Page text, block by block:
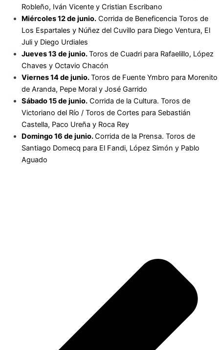
Robleño, Iván Vicente y Cristian Escribano
Miércoles 12 de junio.Corrida de Beneficencia Toros de
Los Espartales y Núñez del Cuvillo para Diego Ventura, El
Juli y Diego Urdiales
Jueves 13 de junio.Toros de Cuadri para Rafaelillo, López
Chaves y Octavio Chacón
Viernes 14 de junio.Toros de Fuente Ymbro para Morenito
de Aranda, Pepe Moral y José Garrido
Sábado 15 de junio.Corrida de la Cultura. Toros de
Victoriano del Río / Toros de Cortes para Sebastián
Castella, Paco Ureña y Roca Rey
Domingo 16 de junio.Corrida de la Prensa. Toros de
Santiago Domecq para El Fandi, López Simón y Pablo
Aguado